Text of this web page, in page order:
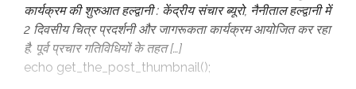
कार्यक्रम की शुरुआत हल्द्वानी : केंद्रीय संचार ब्यूरो, नैनीताल हल्द्वानी में
2 दिवसीय चित्र प्रदर्शनी और जागरूकता कार्यक्रम आयोजित कर रहा
है. पूर्व प्रचार गतिविधियों के तहत […]
echo get_the_post_thumbnail();